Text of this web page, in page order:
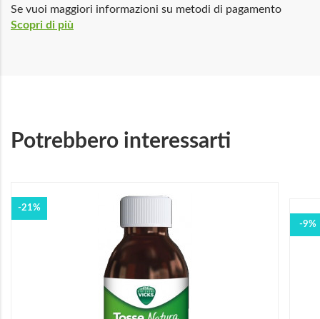
Se vuoi maggiori informazioni su metodi di pagamento
Scopri di più
Potrebbero interessarti
-21%
-9%